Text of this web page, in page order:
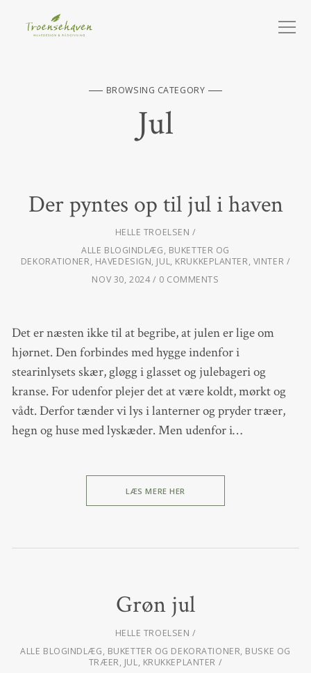
BROWSING CATEGORY
Jul
Der pyntes op til jul i haven
HELLE TROELSEN
ALLE BLOGINDLÆG, BUKETTER OG
DEKORATIONER, HAVEDESIGN, JUL, KRUKKEPLANTER, VINTER
NOV 30, 2024
0 COMMENTS
Det er næsten ikke til at begribe, at julen er lige om
hjørnet. Den forbindes med hygge indenfor i
stearinlysets skær, gløgg i glasset og julebageri og
kranse. For udenfor plejer det at være koldt, mørkt og
vådt. Derfor tænder vi lys i lanterner og pryder træer,
hegn og huse med lyskæder. Men udenfor i…
LÆS MERE HER
Grøn jul
HELLE TROELSEN
ALLE BLOGINDLÆG, BUKETTER OG DEKORATIONER, BUSKE OG
TRÆER, JUL, KRUKKEPLANTER